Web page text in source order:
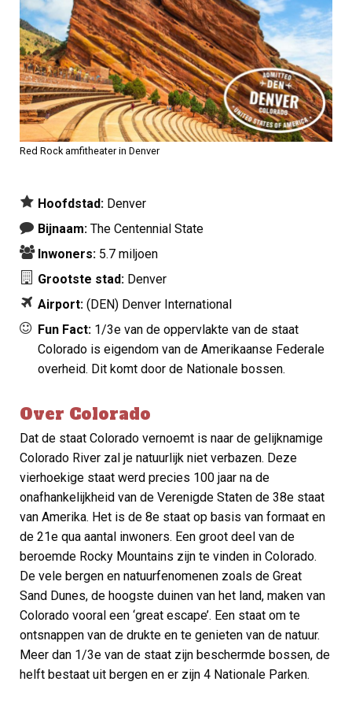
Red Rock amfitheater in Denver
Hoofdstad: Denver
Bijnaam: The Centennial State
Inwoners: 5.7 miljoen
Grootste stad: Denver
Airport: (DEN) Denver International
Fun Fact: 1/3e van de oppervlakte van de staat
Colorado is eigendom van de Amerikaanse Federale
overheid. Dit komt door de Nationale bossen.
Over Colorado
Dat de staat Colorado vernoemt is naar de gelijknamige
Colorado River zal je natuurlijk niet verbazen. Deze
vierhoekige staat werd precies 100 jaar na de
onafhankelijkheid van de Verenigde Staten de 38e staat
van Amerika. Het is de 8e staat op basis van formaat en
de 21e qua aantal inwoners. Een groot deel van de
beroemde Rocky Mountains zijn te vinden in Colorado.
De vele bergen en natuurfenomenen zoals de Great
Sand Dunes, de hoogste duinen van het land, maken van
Colorado vooral een ‘great escape’. Een staat om te
ontsnappen van de drukte en te genieten van de natuur.
Meer dan 1/3e van de staat zijn beschermde bossen, de
helft bestaat uit bergen en er zijn 4 Nationale Parken.